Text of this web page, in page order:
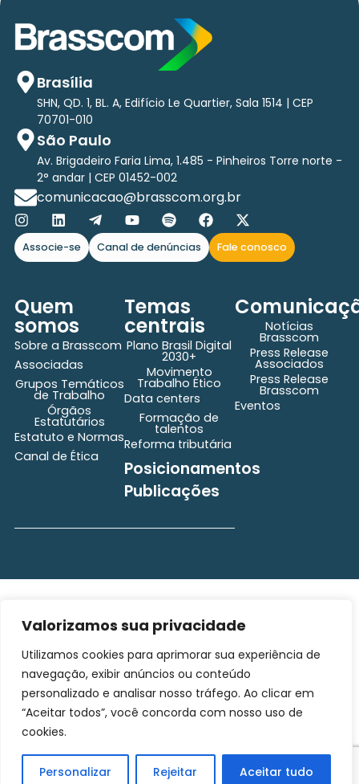
Valorizamos sua privacidade
Utilizamos cookies para aprimorar sua experiência de
navegação, exibir anúncios ou conteúdo
personalizado e analisar nosso tráfego. Ao clicar em
“Aceitar todos”, você concorda com nosso uso de
cookies.
Personalizar Rejeitar Aceitar tudo
Brasília
SHN, QD. 1, BL. A, Edifício Le Quartier, Sala 1514 | CEP
70701-010
São Paulo
Av. Brigadeiro Faria Lima, 1.485 - Pinheiros Torre norte -
2° andar | CEP 01452-002
comunicacao@brasscom.org.br
Associe-se Canal de denúncias Fale conosco
Quem
somos
Sobre a Brasscom
Associadas
Grupos Temáticos
de Trabalho
Órgãos
Estatutários
Estatuto e Normas
Canal de Ética
Temas
centrais
Plano Brasil Digital
2030+
Movimento
Trabalho Ético
Data centers
Formação de
talentos
Reforma tributária
Posicionamentos
Publicações
Notícias
Brasscom
Press Release
Associados
Press Release
Brasscom
Eventos
reservados ©2025
Orgulhosamente
desenvolvido por
Digital
e Normas